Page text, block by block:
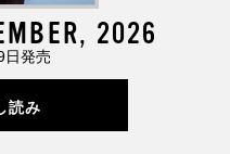
2026
日発売
読み